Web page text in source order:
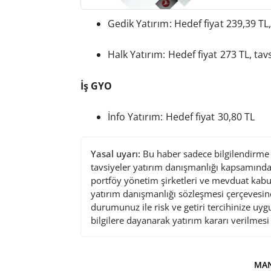
Gedik Yatırım: Hedef fiyat 239,39
Halk Yatırım: Hedef fiyat 273 TL,
İş GYO
İnfo Yatırım: Hedef fiyat 30,80 TL
Yasal uyarı: Bu haber sadece
tavsiyeler yatırım danışmanlığı
portföy yönetim şirketleri ve mevduat
yatırım danışmanlığı sözleşmesi
durumunuz ile risk ve getiri tercihinize
bilgilere dayanarak yatırım kararı